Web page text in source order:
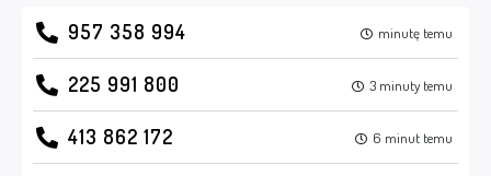
957 358 994 minutę temu
225 991 800 3 minuty temu
413 862 172 6 minut temu